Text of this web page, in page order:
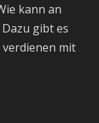
kann an
gibt es
mit